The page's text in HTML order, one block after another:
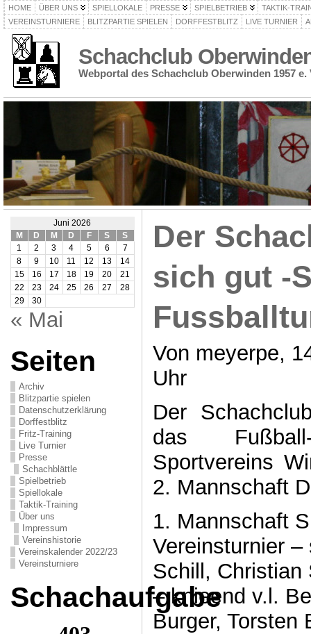
HOME ÜBER UNS SPIELLOKALE PRESSE SPIELBETRIEB
TAKTIK-
VEREINSTURNIERE
BLITZPARTIE SPIELEN DORFFESTBLITZ LIVE TURNIER
Schachclub
Webportal des Schachclub Oberwinden 1957 e.
Juni 2026
M
D M D F S
S
1
2 3 4 5 6
7
8
9 10 11 12 13
14
15
16 17 18 19 20
21
22
23 24 25 26 27
28
29
30
« Mai
Seiten
Archiv
Blitzpartie spielen
Datenschutzerklärung
Dorffestblitz
Fritz-Training
Live Turnier
Presse
Schachblättle
Spielbetrieb
Spiellokale
Taktik-Training
Über uns
Impressum
Vereinshistorie
Vereinskalender 2022/23
Vereinsturniere
Schachaufgabe
Der
sich gut -
Von meyerpe,
Uhr
Der
das
Sportvereins
2. Mannschaft
1. Mannschaft
Vereinsturnier
Schill, Christian
– knieend v.l.
Burger, Torsten